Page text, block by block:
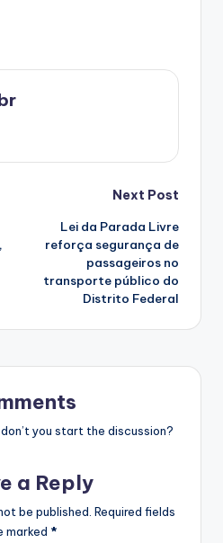
Next Post
Lei da Parada Livre
reforça segurança de
passageiros no
transporte público do
Distrito Federal
you start the discussion?
a Reply
be published. Required fields
marked *